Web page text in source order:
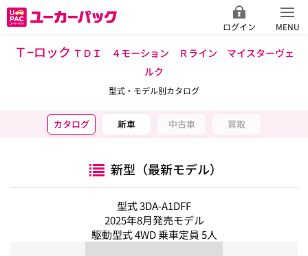
ログイン MENU
Ｔ−ロック ＴＤＩ ４モーション Ｒライン マイスターヴェ
ルク
型式・モデル別カタログ
カタログ 新車 中古車 買取
新型（最新モデル）
型式 3DA-A1DFF
2025年8月発売モデル
駆動型式 4WD 乗車定員 5人